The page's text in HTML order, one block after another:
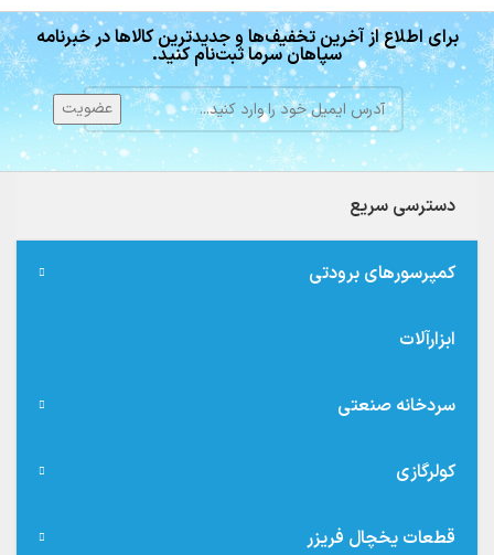
برای اطلاع از آخرین تخفیف‌ها و جدیدترین کالاها در خبرنامه
سپاهان سرما ثبت‌نام کنید.
دسترسی سریع
کمپرسورهای برودتی
ابزارآلات
سردخانه صنعتی
کولرگازی
قطعات یخچال فریزر